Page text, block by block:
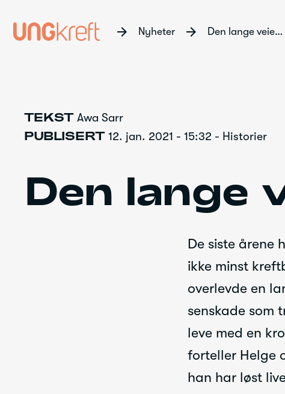
arrow_forward Nyheter arrow_forward Den lange veien tilbake
TEKST Awa Sarr
PUBLISERT 12. jan. 2021 - 15:32 - Historier
Den lange
De siste årene
ikke minst
overlevde en
senskade som
leve med en
forteller Helge
han har løst